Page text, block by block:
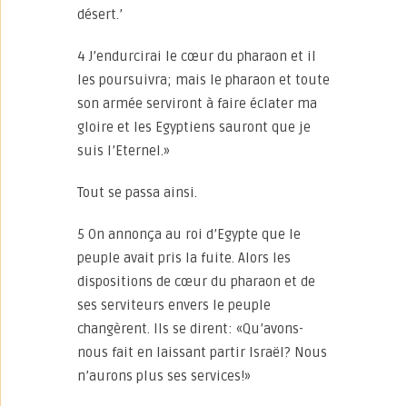
désert.’
4 J’endurcirai le cœur du pharaon et il
les poursuivra; mais le pharaon et toute
son armée serviront à faire éclater ma
gloire et les Egyptiens sauront que je
suis l’Eternel.»
Tout se passa ainsi.
5 On annonça au roi d’Egypte que le
peuple avait pris la fuite. Alors les
dispositions de cœur du pharaon et de
ses serviteurs envers le peuple
changèrent. Ils se dirent: «Qu’avons-
nous fait en laissant partir Israël? Nous
n’aurons plus ses services!»